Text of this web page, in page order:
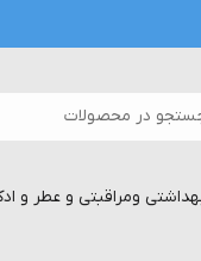
در محصولات
ومراقبتی و عطر و